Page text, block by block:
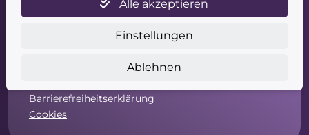
Unsere AGB
Barrierefreiheitserklärung
Cookies
Alle akzeptieren
Einstellungen
Ablehnen